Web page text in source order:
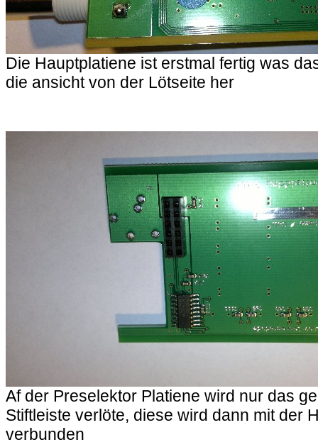
Die Hauptplatiene ist erstmal fertig was
die ansicht von der Lötseite her
Af der Preselektor Platiene wird nur das
Stiftleiste verlöte, diese wird dann mit der
verbunden